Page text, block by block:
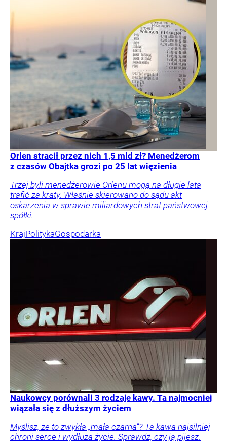
Orlen stracił przez nich 1,5 mld zł? Menedżerom
z czasów Obajtka grozi po 25 lat więzienia
Trzej byli menedżerowie Orlenu mogą na długie lata
trafić za kraty. Właśnie skierowano do sądu akt
oskarżenia w sprawie miliardowych strat państwowej
spółki.
KrajPolitykaGospodarka
Naukowcy porównali 3 rodzaje kawy. Ta najmocniej
wiązała się z dłuższym życiem
Myślisz, że to zwykła „mała czarna”? Ta kawa najsilniej
chroni serce i wydłuża życie. Sprawdź, czy ją pijesz.